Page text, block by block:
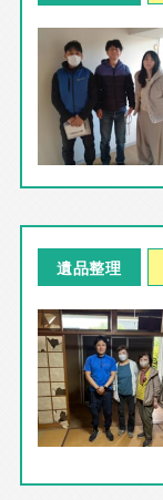
遺品整理